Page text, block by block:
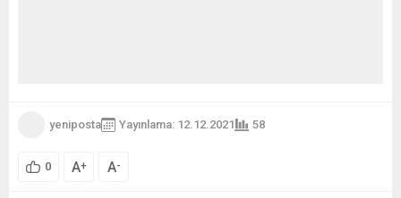
yeniposta Yayınlama: 12.12.2021 58
0 A+ A-